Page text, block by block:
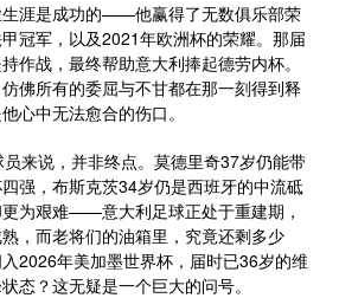
涯是成功的——他赢得了无数俱乐部荣
冠军，以及2021年欧洲杯的荣耀。那届
作战，最终帮助意大利捧起德劳内杯。
佛所有的委屈与不甘都在那一刻得到释
心中无法愈合的伤口。
来说，并非终点。莫德里奇37岁仍能带
强，布斯克茨34岁仍是西班牙的中流砥
为艰难——意大利足球正处于重建期，
，而老将们的油箱里，究竟还剩多少
2026年美加墨世界杯，届时已36岁的维
态？这无疑是一个巨大的问号。